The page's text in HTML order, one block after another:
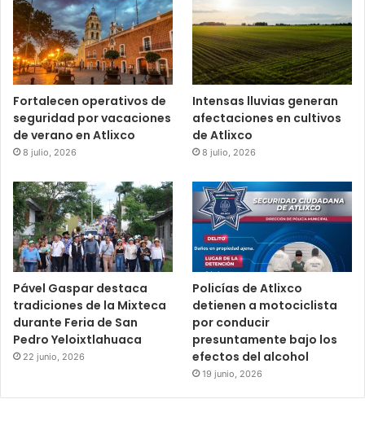
Fortalecen operativos de
seguridad por vacaciones
de verano en Atlixco
8 julio, 2026
Intensas lluvias generan
afectaciones en cultivos
de Atlixco
8 julio, 2026
Pável Gaspar destaca
tradiciones de la Mixteca
durante Feria de San
Pedro Yeloixtlahuaca
22 junio, 2026
Policías de Atlixco
detienen a motociclista
por conducir
presuntamente bajo los
efectos del alcohol
19 junio, 2026